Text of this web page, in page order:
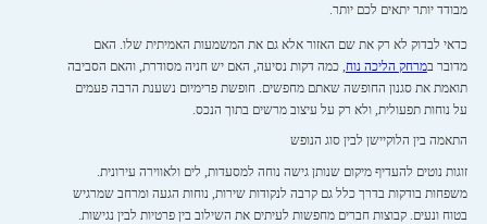
מבודד יותר יתאים לכם יותר.
כדאי לבדוק לא רק את שם האזור אלא גם את המשמעות האמיתית שלו. האם
מדובר במרחק הליכה נוח , כמה דקות נסיעה, האם יש חניה מסודרת, והאם הסביבה
תואמת את סגנון החופשה שאתם מחפשים. חופשת פרימיום נשענת הרבה פעמים
על נוחות תפעולית, ולא רק על עיצוב מרשים בתוך הנכס.
התאמה בין הלוקיישן לבין סוג הנופש
זוגות נוטים להעדיף מיקום שנותן גישה נוחה למסעדות, לים ולאווירה עירונית.
משפחות בודקות בדרך כלל גם קרבה לנקודות שירות, נוחות הגעה ומרחב שמרגיש
בטוח ונעים. קבוצות חברים מחפשות לעיתים את השילוב בין פרטיות לבין נגישות.